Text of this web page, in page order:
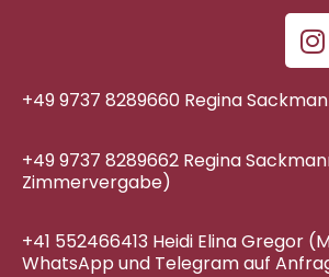
+49 9737 8289660 Regina
+49 9737 8289662 Regina
Zimmervergabe)
+41 552466413 Heidi Elina Gregor
WhatsApp und Telegram auf